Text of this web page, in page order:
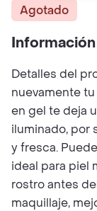
Agotado
Detalles del
nuevamente
en gel te deja
iluminado, por
y fresca.
ideal para piel
rostro antes
maquillaje,